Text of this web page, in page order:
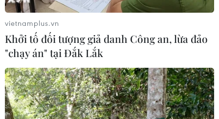
vietnamplus.vn
Khởi tố đối tượng giả danh Công an, lừa đảo
"chạy án" tại Đắk Lắk